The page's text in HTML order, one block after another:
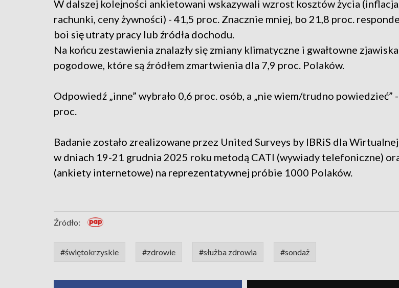
W dalszej kolejności ankietowani wskazywali wzrost kosztów życia
rachunki, ceny żywności) - 41,5 proc. Znacznie mniej, bo 21,8 proc.
boi się utraty pracy lub źródła dochodu.
Na końcu zestawienia znalazły się zmiany klimatyczne i gwałtowne zjawiska
pogodowe, które są źródłem zmartwienia dla 7,9 proc. Polaków.
Odpowiedź „inne” wybrało 0,6 proc. osób, a „nie wiem/trudno powiedzieć”
proc.
Badanie zostało zrealizowane przez United Surveys by IBRiS dla
w dniach 19-21 grudnia 2025 roku metodą CATI (wywiady telefoniczne)
(ankiety internetowe) na reprezentatywnej próbie 1000 Polaków.
Źródło:
#świętokrzyskie #zdrowie #służba zdrowia #sondaż